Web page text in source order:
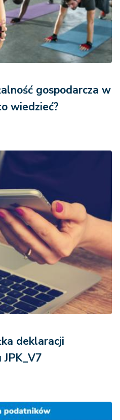
gospodarcza w
wiedzieć?
deklaracji